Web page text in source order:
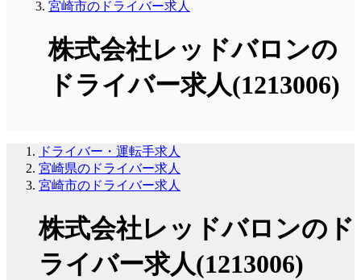
宮崎市のドライバー求人
株式会社レッドバロンの
ドライバー求人(1213006)
ドライバー・運転手求人
宮崎県のドライバー求人
宮崎市のドライバー求人
株式会社レッドバロンのド
ライバー求人(1213006)